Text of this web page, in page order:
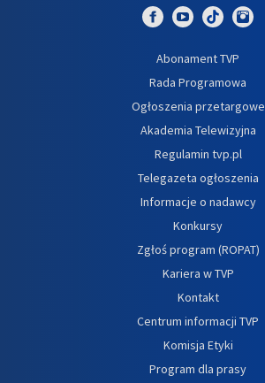
Abonament TVP
Rada Programowa
Ogłoszenia przetargowe
Akademia Telewizyjna
Regulamin tvp.pl
Telegazeta ogłoszenia
Informacje o nadawcy
Konkursy
Zgłoś program (ROPAT)
Kariera w TVP
Kontakt
Centrum informacji TVP
Komisja Etyki
Program dla prasy